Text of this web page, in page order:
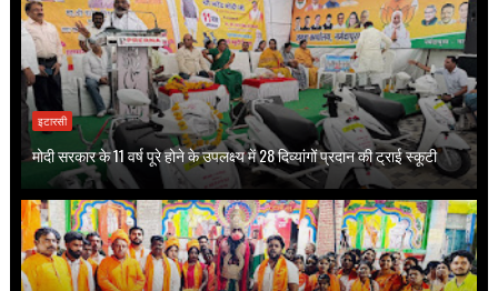
इटारसी
मोदी सरकार के 11 वर्ष पूरे होने के उपलक्ष्य में 28 दिव्यांगों प्रदान की ट्राई स्कूटी